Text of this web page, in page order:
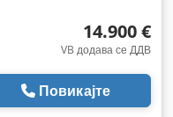
14.900 €
VB додава се ДДВ
Повикајте